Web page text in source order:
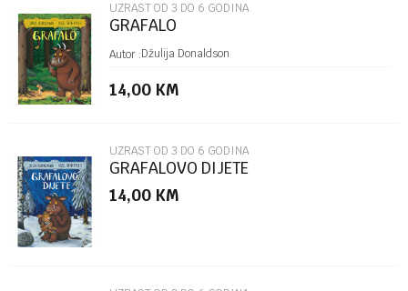
Poruka
POŠALJI
UZRAST OD 3 DO 6 GODINA
GRAFALO
Autor :Džulija Donaldson
14,00 KM
UZRAST OD 3 DO 6 GODINA
GRAFALOVO DIJETE
14,00 KM